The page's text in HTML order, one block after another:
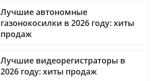
Лучшие автономные
газонокосилки в 2026 году: хиты
продаж
Лучшие видеорегистраторы в
2026 году: хиты продаж